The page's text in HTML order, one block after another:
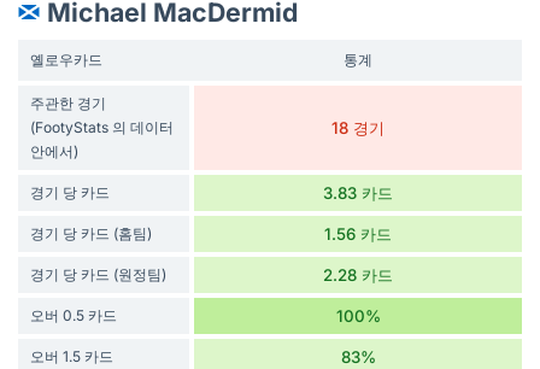
Michael MacDermid
옐로우카드 통계
주관한 경기
(FootyStats 의 데이터
안에서)
18 경기
경기 당 카드 3.83 카드
경기 당 카드 (홈팀) 1.56 카드
경기 당 카드 (원정팀) 2.28 카드
오버 0.5 카드 100%
오버 1.5 카드 83%